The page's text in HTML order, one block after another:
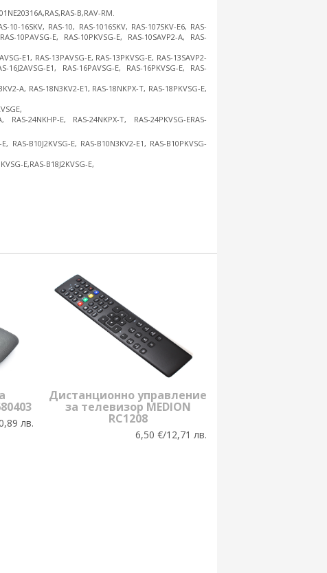
B,RAV-RM.
10-16SKV, RAS-10, RAS-1016SKV, RAS-107SKV-E6, RAS-
10PAVSG-E, RAS-10PKVSG-E, RAS-10SAVP2-A, RAS-
E1, RAS-13PAVSG-E, RAS-13PKVSG-E, RAS-13SAVP2-
16J2AVSG-E1, RAS-16PAVSG-E, RAS-16PKVSG-E, RAS-
A, RAS-18N3KV2-E1, RAS-18NKPX-T, RAS-18PKVSG-E,
24NKHP-E, RAS-24NKPX-T, RAS-24PKVSG-ERAS-
RAS-B10J2KVSG-E, RAS-B10N3KV2-E1, RAS-B10PKVSG-
E,RAS-B18J2KVSG-E,
лв.
Дистанционно управление
за телевизор MEDION
RC1208
6,50 €/12,71 лв.